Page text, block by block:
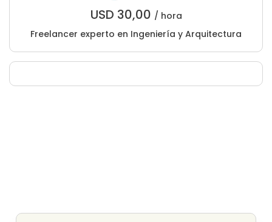
USD 30,00 / hora
Freelancer experto en Ingeniería y Arquitectura